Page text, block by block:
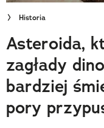
Wielki Konkurs
Trendbook Podróżniczy
Polecane
Historia
Asteroida,
zagłady
bardziej
pory